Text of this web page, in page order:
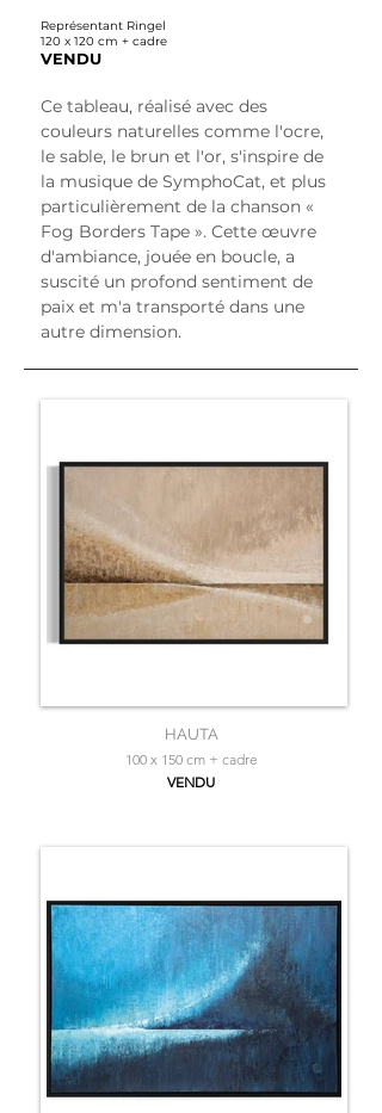
Représentant Ringel
120 x 120 cm + cadre
VENDU
Ce tableau, réalisé avec des
couleurs naturelles comme l'ocre,
le sable, le brun et l'or, s'inspire de
la musique de SymphoCat, et plus
particulièrement de la chanson «
Fog Borders Tape ». Cette œuvre
d'ambiance, jouée en boucle, a
suscité un profond sentiment de
paix et m'a transporté dans une
autre dimension.
HAUTA
100 x 150 cm + cadre
VENDU